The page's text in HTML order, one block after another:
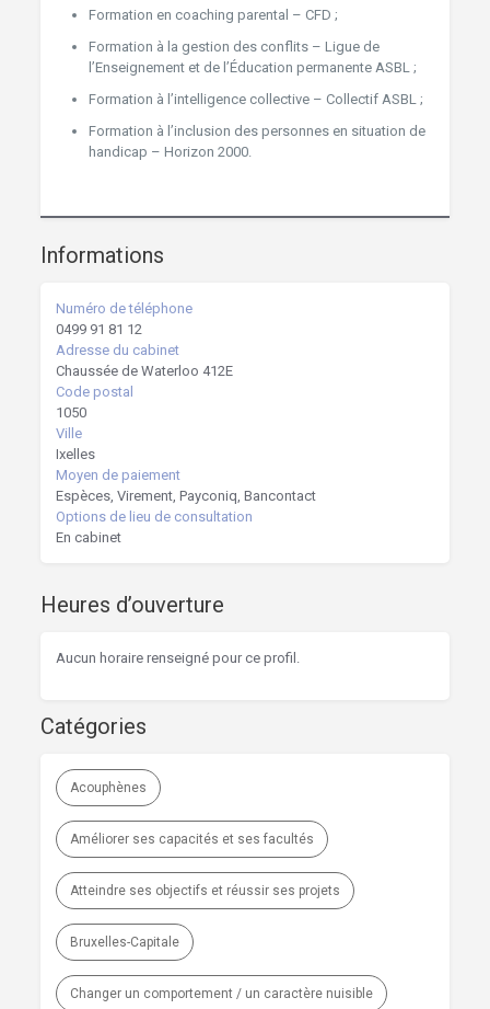
Formation en coaching parental – CFD ;
Formation à la gestion des conflits – Ligue de
l’Enseignement et de l’Éducation permanente ASBL ;
Formation à l’intelligence collective – Collectif ASBL ;
Formation à l’inclusion des personnes en situation de
handicap – Horizon 2000.
Informations
Numéro de téléphone
0499 91 81 12
Adresse du cabinet
Chaussée de Waterloo 412E
Code postal
1050
Ville
Ixelles
Moyen de paiement
Espèces, Virement, Payconiq, Bancontact
Options de lieu de consultation
En cabinet
Heures d’ouverture
Aucun horaire renseigné pour ce profil.
Catégories
Acouphènes
Améliorer ses capacités et ses facultés
Atteindre ses objectifs et réussir ses projets
Bruxelles-Capitale
Changer un comportement / un caractère nuisible